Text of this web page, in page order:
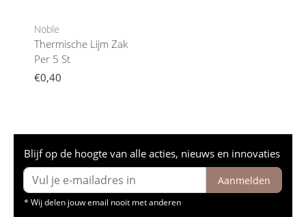
Noble
Thermische Lijm Zak
Per 5 St
€0,40
Blijf op de hoogte van alle acties, nieuws en innovaties
Aanmelden
* Wij delen jouw email nooit met anderen